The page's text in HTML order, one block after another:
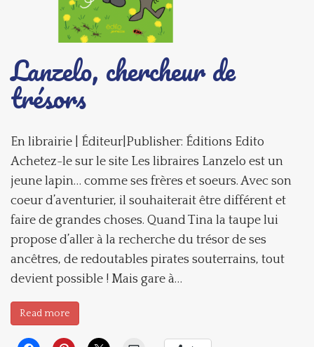
Lanzelo, chercheur de
trésors
En librairie | Éditeur|Publisher: Éditions Edito
Achetez-le sur le site Les libraires Lanzelo est un
jeune lapin… comme ses frères et soeurs. Avec son
coeur d’aventurier, il souhaiterait être différent et
faire de grandes choses. Quand Tina la taupe lui
propose d’aller à la recherche du trésor de ses
ancêtres, de redoutables pirates souterrains, tout
devient possible ! Mais gare à…
Read more